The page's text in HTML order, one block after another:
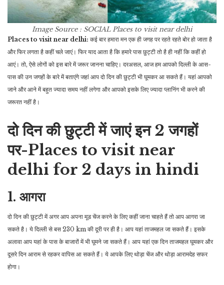
Image Source : SOCIALPlaces to visit near delhi
Places to visit near delhi: कई बार हमारा मन एक ही जगह पर रहते रहते बोर हो जाता है
और फिर लगता है कहीं चले जाएं। फिर याद आता है कि हमारे पास छुट्टी तो है ही नहीं कि कहीं हो
आएं। तो, ऐसे लोगों को इस बारे में जरूर जानना चाहिए। दरअसल, आज हम आपको दिल्ली के आस-
पास की उन जगहों के बारे में बताएंगे जहां आप दो दिन की छुट्टी भी घूमकर आ सकते हैं। यहां आपको
जाने और आने में बहुत ज्यादा समय नहीं लगेगा और आपको इसके लिए ज्यादा प्लानिंग भी करने की
जरूरत नहीं है।
दो दिन की छुट्टी में जाएं इन 2 जगहों
पर-Places to visit near
delhi for 2 days in hindi
1. आगरा
दो दिन की छुट्टी में अगर आप अपना मूड चेंज करने के लिए कहीं जाना चाहते हैं तो आप आगरा जा
सकते है। ये दिल्ली से बस 230 km की दूरी पर ही है। आप यहां ताजमहल जा सकते हैं। इसके
अलावा आप यहां के पास के बाजारों में भी घूमने जा सकते हैं। आप यहां एक दिन ताजमहल घूमकर और
दूसरे दिन आराम से रहकर वापिस आ सकते हैं। ये आपके लिए थोड़ा चेंज और थोड़ा आरामदेह सफर
होगा।